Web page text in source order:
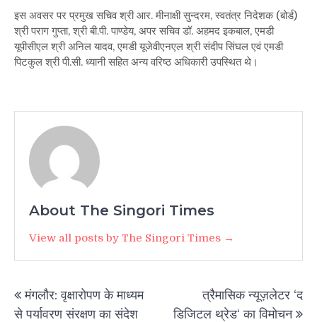
इस अवसर पर प्रमुख सचिव श्री आर. मीनाक्षी सुन्दरम, स्वतंत्र निदेशक (बोर्ड)
श्री पराग गुप्ता, श्री बी.पी. पाण्डेय, अपर सचिव डॉ. अहमद इकबाल, एमडी
यूपीसीएल श्री अनिल यादव, एमडी यूजेवीएनएल श्री संदीप सिंघल एवं एमडी
पिटकुल श्री पी.सी. ध्यानी सहित अन्य वरिष्ठ अधिकारी उपस्थित थे।
About The Singori Times
View all posts by The Singori Times →
Post
navigation
मंगलौर: वृक्षारोपण के माध्यम
से पर्यावरण संरक्षण का संदेश
त्रैमासिक न्यूज़लेटर ‘द
डिजिटल थ्रेड‘ का विमोचन